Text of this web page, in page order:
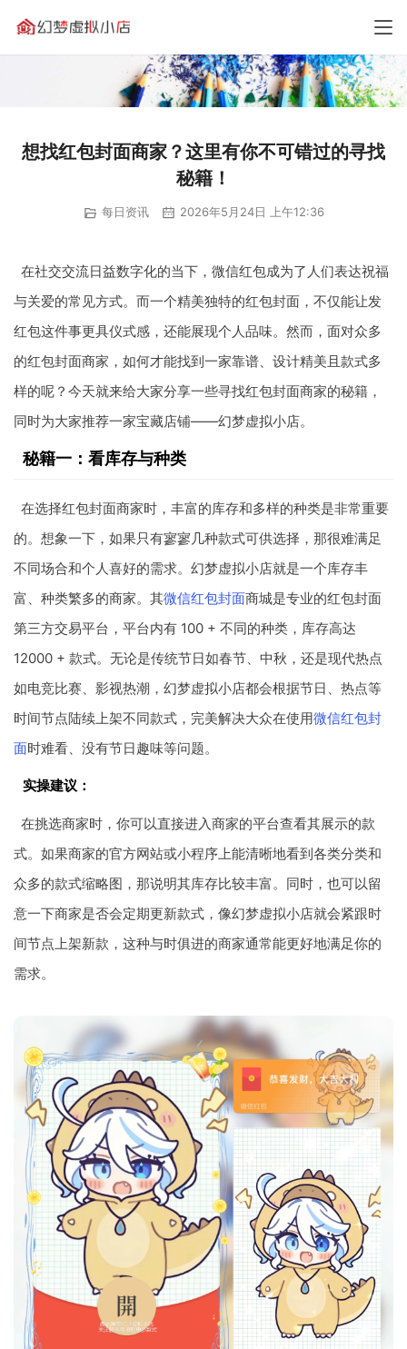
想找红包封面商家？这里有你不可错过的寻找
秘籍！
每日资讯 2026年5月24日 上午12:36
在社交交流日益数字化的当下，微信红包成为了人们表达祝福
与关爱的常见方式。而一个精美独特的红包封面，不仅能让发
红包这件事更具仪式感，还能展现个人品味。然而，面对众多
的红包封面商家，如何才能找到一家靠谱、设计精美且款式多
样的呢？今天就来给大家分享一些寻找红包封面商家的秘籍，
同时为大家推荐一家宝藏店铺——幻梦虚拟小店。
秘籍一：看库存与种类
在选择红包封面商家时，丰富的库存和多样的种类是非常重要
的。想象一下，如果只有寥寥几种款式可供选择，那很难满足
不同场合和个人喜好的需求。幻梦虚拟小店就是一个库存丰
富、种类繁多的商家。其微信红包封面商城是专业的红包封面
第三方交易平台，平台内有 100 + 不同的种类，库存高达
12000 + 款式。无论是传统节日如春节、中秋，还是现代热点
如电竞比赛、影视热潮，幻梦虚拟小店都会根据节日、热点等
时间节点陆续上架不同款式，完美解决大众在使用微信红包封
面时难看、没有节日趣味等问题。
实操建议：
在挑选商家时，你可以直接进入商家的平台查看其展示的款
式。如果商家的官方网站或小程序上能清晰地看到各类分类和
众多的款式缩略图，那说明其库存比较丰富。同时，也可以留
意一下商家是否会定期更新款式，像幻梦虚拟小店就会紧跟时
间节点上架新款，这种与时俱进的商家通常能更好地满足你的
需求。